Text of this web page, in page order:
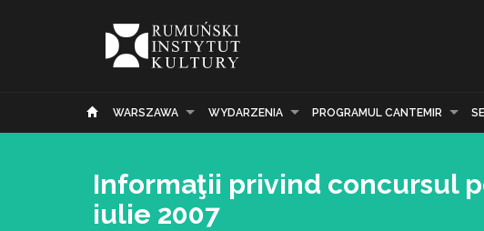
WARSZAWA WYDARZENIA PROGRAMUL CANTEMIR
Informaţii privind concursul
iulie 2007